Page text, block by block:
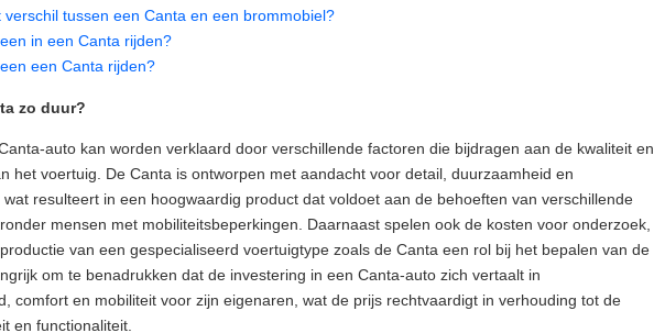
verschil tussen een Canta en een brommobiel?
in een Canta rijden?
een Canta rijden?
zo duur?
auto kan worden verklaard door verschillende factoren die bijdragen aan de kwaliteit en
het voertuig. De Canta is ontworpen met aandacht voor detail, duurzaamheid en
resulteert in een hoogwaardig product dat voldoet aan de behoeften van verschillende
mensen met mobiliteitsbeperkingen. Daarnaast spelen ook de kosten voor onderzoek,
van een gespecialiseerd voertuigtype zoals de Canta een rol bij het bepalen van de
om te benadrukken dat de investering in een Canta-auto zich vertaalt in
comfort en mobiliteit voor zijn eigenaren, wat de prijs rechtvaardigt in verhouding tot de
en functionaliteit.